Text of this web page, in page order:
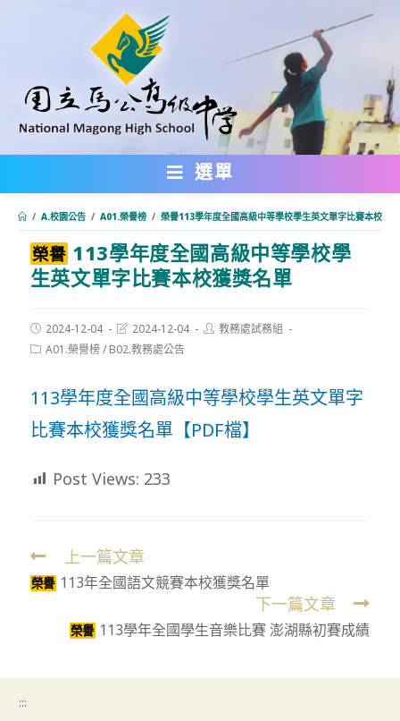
內
選單
/ A.校園公告 / A01.榮譽榜 / 榮譽113學年度全國高級中等學校學生英文單字比賽本校獲
榮譽 113學年度全國高級中等學校學
生英文單字比賽本校獲獎名單
Post
published:
2024-12-04
Post
last
modified:
2024-12-04
Post教務處試務組
PostA01.榮譽榜/ B02.教務處公告
113學年度全國高級中等學校學生英文單字
比賽本校獲獎名單【PDF檔】
Post Views: 233
Read
more
上一篇文章
榮譽 113年全國語文競賽本校獲獎名單
下一篇文章
榮譽 113學年全國學生音樂比賽 澎湖縣初賽成績
:::